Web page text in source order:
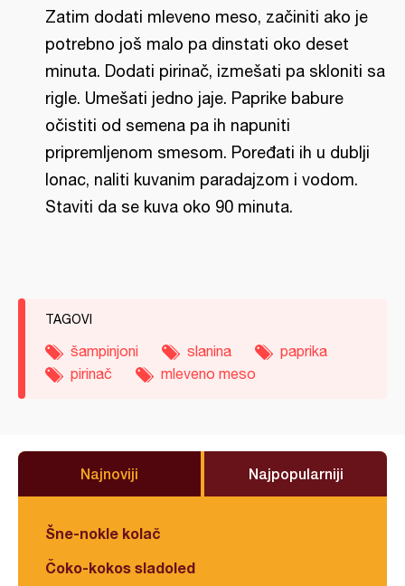
Zatim dodati mleveno meso, začiniti ako je
potrebno još malo pa dinstati oko deset
minuta. Dodati pirinač, izmešati pa skloniti sa
rigle. Umešati jedno jaje. Paprike babure
očistiti od semena pa ih napuniti
pripremljenom smesom. Poređati ih u dublji
lonac, naliti kuvanim paradajzom i vodom.
Staviti da se kuva oko 90 minuta.
TAGOVI
šampinjoni slanina
paprika
pirinač
mleveno meso
Najnoviji Najpopularniji
Šne-nokle kolač
Čoko-kokos sladoled